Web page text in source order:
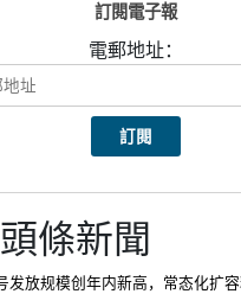
訂閱電子報
電郵地址：
條新聞
发放规模创年内新高，常态化扩